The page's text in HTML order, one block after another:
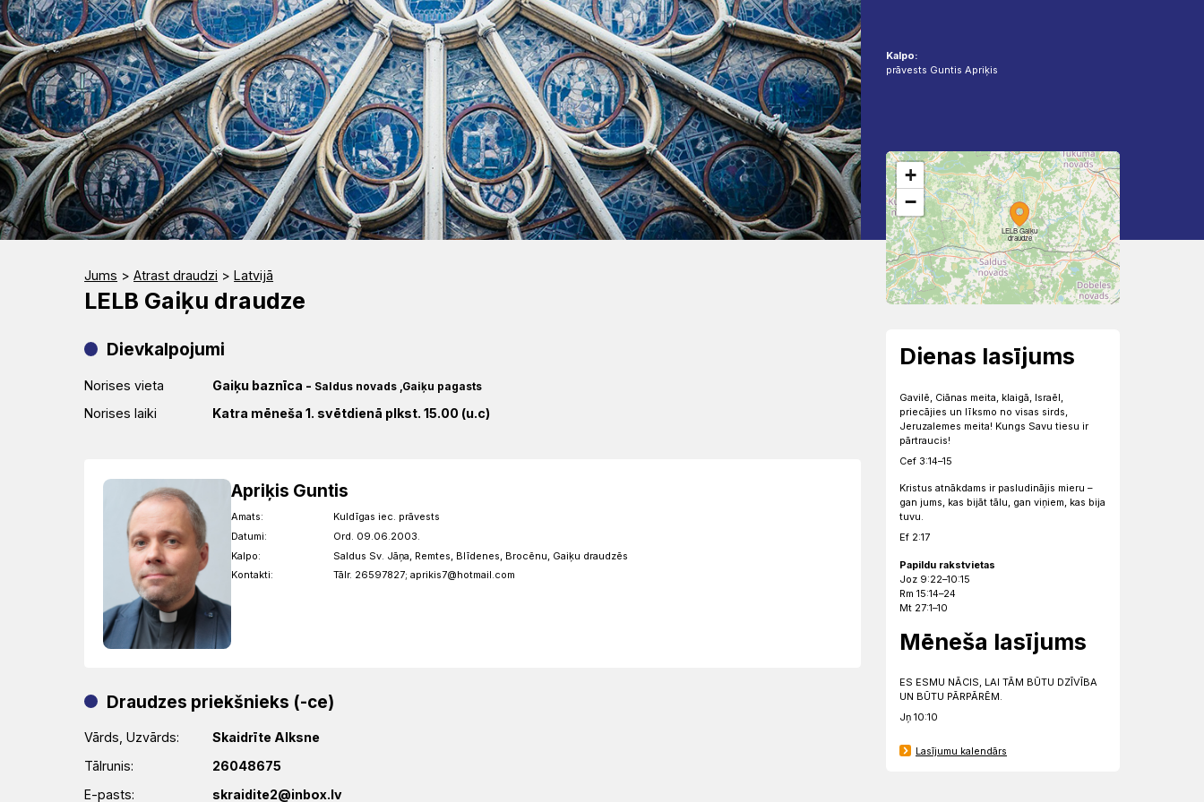
Dievnami
Iepazīsti
kristietību
Misija
Indijā
Rīts
Draudzēm
Kalpo:
prāvests Guntis Apriķis
LELB Gaiķu
draudze
+
−
Jums >Atrast draudzi >Latvijā
LELB Gaiķu draudze
Dievkalpojumi
Norises vieta Gaiķu baznīca - Saldus novads ,Gaiķu pagasts
Norises laiki Katra mēneša 1. svētdienā plkst. 15.00 (u.c)
Apriķis Guntis
Amats:
Kuldīgas iec. prāvests
Datumi:
Ord. 09.06.2003.
Kalpo:
Saldus Sv. Jāņa, Remtes, Blīdenes, Brocēnu, Gaiķu draudzēs
Kontakti:
Tālr. 26597827; aprikis7@hotmail.com
Draudzes priekšnieks (-ce)
Vārds, Uzvārds:
Skaidrīte Alksne
Tālrunis:
26048675
E-pasts:
skraidite2@inbox.lv
Dienas lasījums
Gavilē, Ciānas meita, klaigā, Israēl,
priecājies un līksmo no visas sirds,
Jeruzalemes meita! Kungs Savu tiesu ir
pārtraucis!
Cef 3:14–15
Kristus atnākdams ir pasludinājis mieru –
gan jums, kas bijāt tālu, gan viņiem, kas bija
tuvu.
Ef 2:17
Papildu rakstvietas
Joz 9:22–10:15
Rm 15:14–24
Mt 27:1–10
Mēneša lasījums
ES ESMU NĀCIS, LAI TĀM BŪTU DZĪVĪBA
UN BŪTU PĀRPĀRĒM.
Jņ 10:10
Lasījumu kalendārs